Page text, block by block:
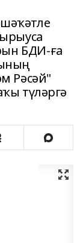
БДИ-ға
Рәсәй"
түләргә